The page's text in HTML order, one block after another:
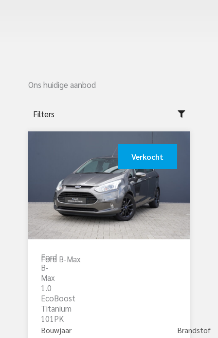
Ons huidige aanbod
Filters
Verkocht
Ford
B-
Max
1.0
EcoBoost
Titanium
101PK
Ford B-Max
Bouwjaar Brandstof